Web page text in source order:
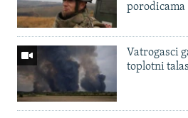
porodicama
Vatrogasci
toplotni